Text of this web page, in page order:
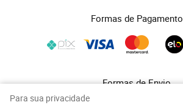
Formas de Pagamento
Formas de Envio
Para sua privacidade